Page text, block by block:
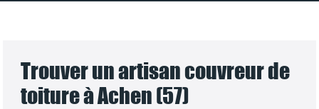
Trouver un artisan couvreur de
toiture à Achen (57)